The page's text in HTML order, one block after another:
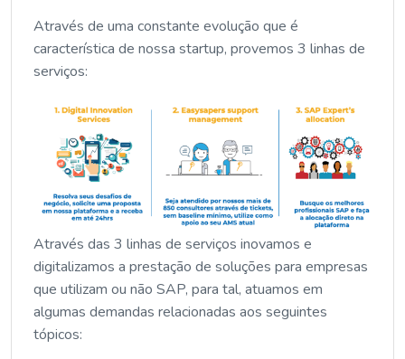
Através de uma constante evolução que é
característica de nossa startup, provemos 3 linhas de
serviços:
Através das 3 linhas de serviços inovamos e
digitalizamos a prestação de soluções para empresas
que utilizam ou não SAP, para tal, atuamos em
algumas demandas relacionadas aos seguintes
tópicos: